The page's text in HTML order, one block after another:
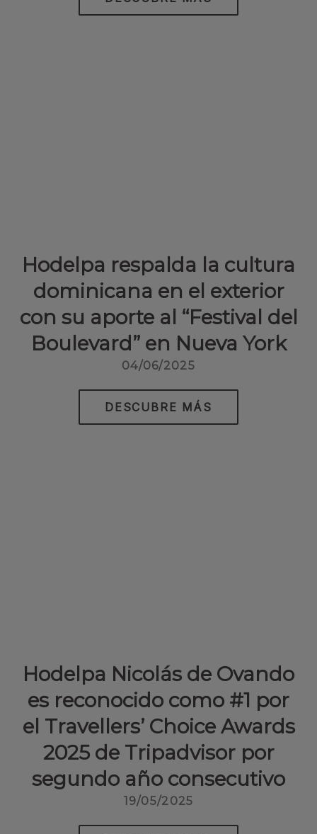
Hodelpa respalda la cultura
dominicana en el exterior
con su aporte al “Festival del
Boulevard” en Nueva York
04/06/2025
DESCUBRE MÁS
Hodelpa Nicolás de Ovando
es reconocido como #1 por
el Travellers’ Choice Awards
2025 de Tripadvisor por
segundo año consecutivo
19/05/2025